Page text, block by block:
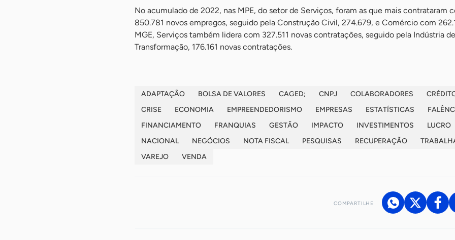
No acumulado de 2022, nas MPE, do setor de Serviços, foram as que mais contrataram
850.781 novos empregos, seguido pela Construção Civil, 274.679, e Comércio com
MGE, Serviços também lidera com 327.511 novas contratações, seguido pela Indústria de
Transformação, 176.161 novas contratações.
ADAPTAÇÃO BOLSA DE VALORES CAGED; CNPJ COLABORADORES
CRISE
ECONOMIA EMPREENDEDORISMO EMPRESAS ESTATÍSTICAS
FINANCIAMENTO
FRANQUIAS GESTÃO IMPACTO INVESTIMENTOS
LUCRO
NACIONAL
NEGÓCIOS NOTA FISCAL PESQUISAS RECUPERAÇÃO
VAREJO
VENDA
COMPARTILHE